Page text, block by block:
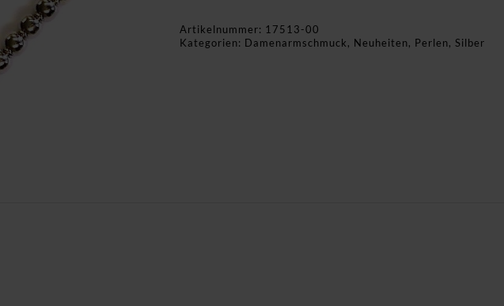
Artikelnummer: 17513-00
Kategorien: Damenarmschmuck, Neuheiten, Perlen, Silber